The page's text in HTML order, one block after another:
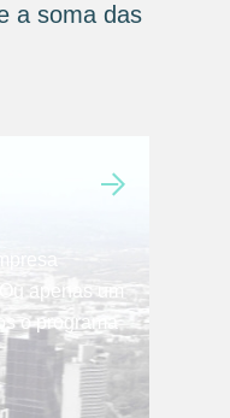
a soma das
apenas um
o programa